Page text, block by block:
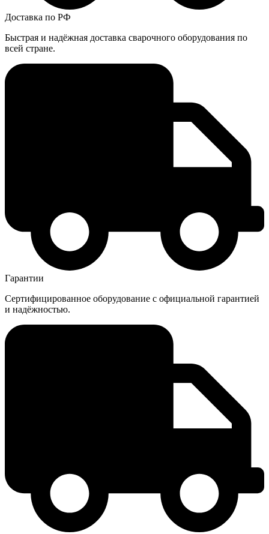
Доставка по РФ
Быстрая и надёжная доставка сварочного оборудования по
всей стране.
Гарантии
Сертифицированное оборудование с официальной гарантией
и надёжностью.